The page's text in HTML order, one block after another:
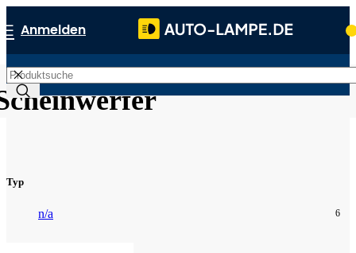
Anmelden
Typ
n/a 6